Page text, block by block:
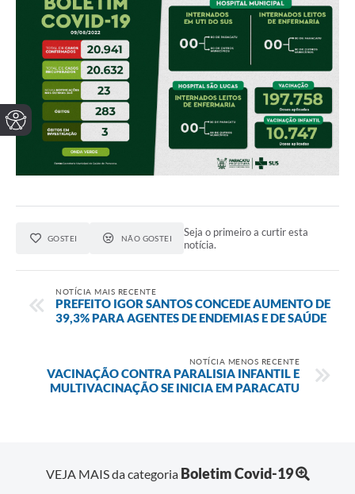
GOSTEI NÃO GOSTEI
Seja o primeiro a curtir esta
notícia.
NOTÍCIA MAIS RECENTE
PREFEITO IGOR SANTOS CONCEDE AUMENTO DE
39,3% PARA AGENTES DE ENDEMIAS E DE SAÚDE
NOTÍCIA MENOS RECENTE
VACINAÇÃO CONTRA PARALISIA INFANTIL E
MULTIVACINAÇÃO SE INICIA EM PARACATU
VEJA MAIS da categoria Boletim Covid-19